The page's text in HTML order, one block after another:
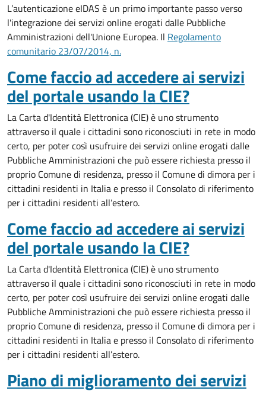
L’autenticazione eIDAS è un primo importante passo verso
l'integrazione dei servizi online erogati dalle Pubbliche
Amministrazioni dell'Unione Europea. Il Regolamento
comunitario 23/07/2014, n.
Come faccio ad accedere ai servizi
del portale usando la CIE?
La Carta d'Identità Elettronica (CIE) è uno strumento
attraverso il quale i cittadini sono riconosciuti in rete in modo
certo, per poter così usufruire dei servizi online erogati dalle
Pubbliche Amministrazioni che può essere richiesta presso il
proprio Comune di residenza, presso il Comune di dimora per i
cittadini residenti in Italia e presso il Consolato di riferimento
per i cittadini residenti all’estero.
Come faccio ad accedere ai servizi
del portale usando la CIE?
La Carta d'Identità Elettronica (CIE) è uno strumento
attraverso il quale i cittadini sono riconosciuti in rete in modo
certo, per poter così usufruire dei servizi online erogati dalle
Pubbliche Amministrazioni che può essere richiesta presso il
proprio Comune di residenza, presso il Comune di dimora per i
cittadini residenti in Italia e presso il Consolato di riferimento
per i cittadini residenti all’estero.
Piano di miglioramento dei servizi